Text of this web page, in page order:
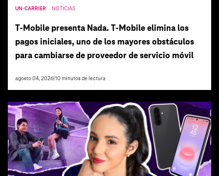
UN-CARRIER NOTICIAS
T‑Mobile presenta Nada. T‑Mobile elimina los
pagos iniciales, uno de los mayores obstáculos
para cambiarse de proveedor de servicio móvil
agosto 04, 2026 10 minutos de lectura